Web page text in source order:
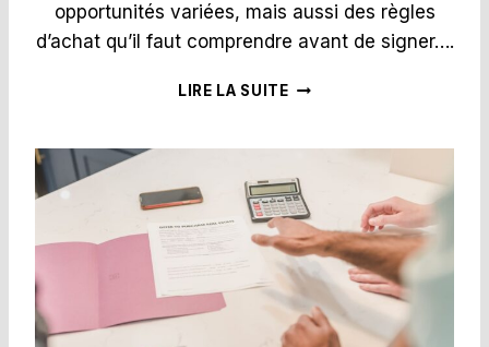
T
I
L
C
T
I
F
E
P
E
opportunités variées, mais aussi des règles
d’achat qu’il faut comprendre avant de signer….
LIRE LA SUITEM
S
O
N
À
V
E
D
R